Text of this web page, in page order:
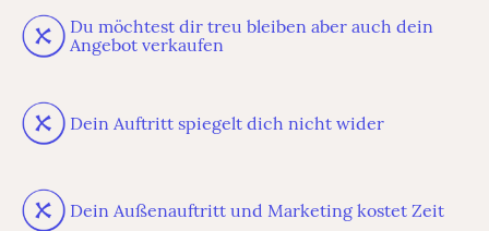
Du möchtest dir treu bleiben aber auch dein
Angebot verkaufen
Dein Auftritt spiegelt dich nicht wider
Dein Außenauftritt und Marketing kostet Zeit